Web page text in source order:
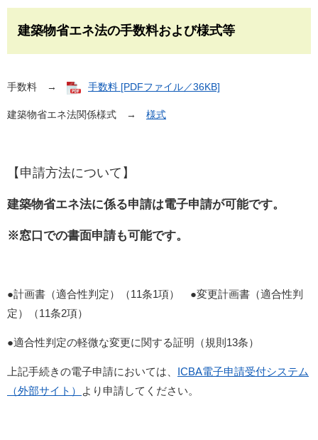
建築物省エネ法の手数料および様式等
手数料 → 手数料 [PDFファイル／36KB]
建築物省エネ法関係様式 → 様式
【申請方法について】
建築物省エネ法に係る申請は電子申請が可能です。
※窓口での書面申請も可能です。
●計画書（適合性判定）（11条1項） ●変更計画書（適合性判
定）（11条2項）
●適合性判定の軽微な変更に関する証明（規則13条）
上記手続きの電子申請においては、 ICBA電子申請受付システム
（外部サイト）
より申請してください。